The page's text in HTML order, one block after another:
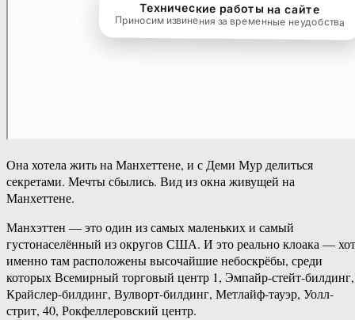
Она хотела жить на Манхеттене, и с Деми Мур делиться
секретами. Мечты сбылись. Вид из окна живущей на
Манхеттене.
Манхэттен — это один из самых маленьких и самый
густонаселённый из округов США. И это реально клоака —
именно там расположены высочайшие небоскрёбы, среди
которых Всемирный торговый центр 1, Эмпайр-стейт-билдинг,
Крайслер-билдинг, Вулворт-билдинг, Метлайф-тауэр, Уолл-
стрит, 40, Рокфеллеровский центр.